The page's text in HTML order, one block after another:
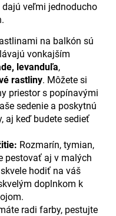
veľmi jednoducho
na balkón sú
vonkajším
levanduľa,
rastliny. Môžete si
priestor s popínavými
sedenie a poskytnú
aj keď budete sedieť
Rozmarín, tymian,
pestovať aj v malých
hodiť na váš
doplnkom k
radi farby, pestujte